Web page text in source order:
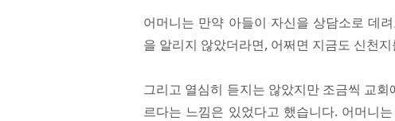
어머니는 만약 아들이 자신을 상담소로 데
을 알리지 않았더라면, 어쩌면 지금도 신천
그리고 열심히 듣지는 않았지만 조금씩 교
르다는 느낌은 있었다고 했습니다. 어머니